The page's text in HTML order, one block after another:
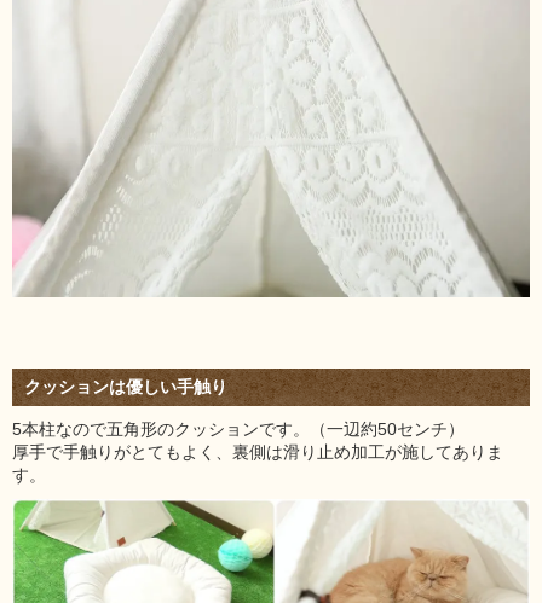
クッションは優しい手触り
5本柱なので五角形のクッションです。（一辺約50センチ）
厚手で手触りがとてもよく、裏側は滑り止め加工が施してありま
す。